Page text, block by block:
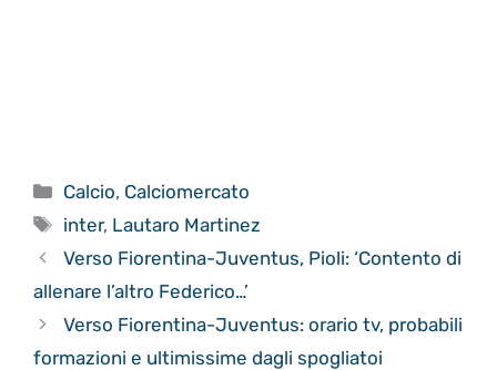
Categorie
Calcio, Calciomercato
Tag
inter, Lautaro Martinez
Verso Fiorentina-Juventus, Pioli: ‘Contento di
allenare l’altro Federico…’
Verso Fiorentina-Juventus: orario tv, probabili
formazioni e ultimissime dagli spogliatoi